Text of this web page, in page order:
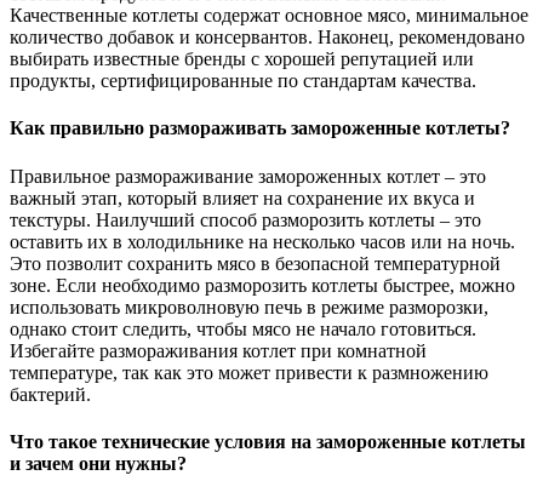
Качественные котлеты содержат основное мясо, минимальное
количество добавок и консервантов. Наконец, рекомендовано
выбирать известные бренды с хорошей репутацией или
продукты, сертифицированные по стандартам качества.
Как правильно размораживать замороженные котлеты?
Правильное размораживание замороженных котлет – это
важный этап, который влияет на сохранение их вкуса и
текстуры. Наилучший способ разморозить котлеты – это
оставить их в холодильнике на несколько часов или на ночь.
Это позволит сохранить мясо в безопасной температурной
зоне. Если необходимо разморозить котлеты быстрее, можно
использовать микроволновую печь в режиме разморозки,
однако стоит следить, чтобы мясо не начало готовиться.
Избегайте размораживания котлет при комнатной
температуре, так как это может привести к размножению
бактерий.
Что такое технические условия на замороженные котлеты
и зачем они нужны?